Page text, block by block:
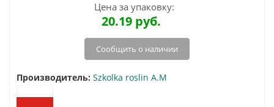
Цена за упаковку:
20.19руб.
Сообщить о наличии
Производитель: Szkolka roslin A.M